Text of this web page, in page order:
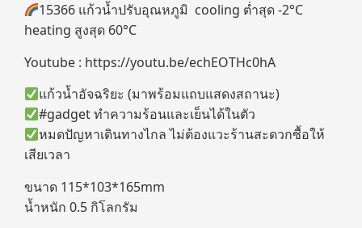
15366 แก้วน้ำปรับอุณหภูมิ cooling ต่ำสุด -2°C
heating สูงสุด 60°C
Youtube : https://youtu.be/echEOTHc0hA
แก้วน้ำอัจฉริยะ (มาพร้อมแถบแสดงสถานะ)
#gadget ทำความร้อนและเย็นได้ในตัว
หมดปัญหาเดินทางไกล ไม่ต้องแวะร้านสะดวกซื้อให้
เสียเวลา
ขนาด 115*103*165mm
น้ำหนัก 0.5 กิโลกรัม